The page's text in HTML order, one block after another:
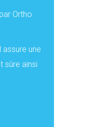
Ortho
une
sûre ainsi